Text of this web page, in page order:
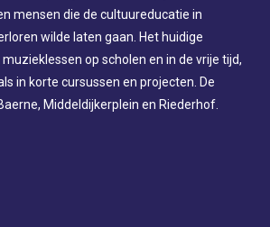
mensen die de cultuureducatie in
wilde laten gaan. Het huidige
op scholen en in de vrije tijd,
in korte cursussen en projecten. De
Middeldijkerplein en Riederhof.